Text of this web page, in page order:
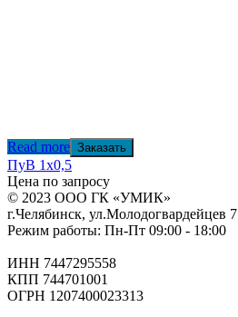
Read more Заказать
ПуВ 1х0,5
Цена по запросу
© 2023 ООО ГК «УМИК»
г.Челябинск, ул.Молодогвардейцев 7
Режим работы: Пн-Пт 09:00 - 18:00
ИНН 7447295558
КПП 744701001
ОГРН 1207400023313